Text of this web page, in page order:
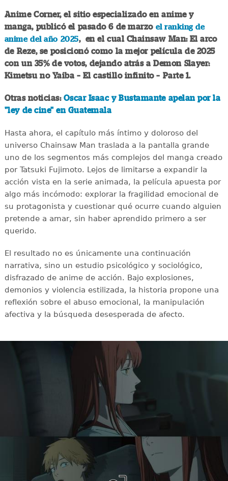
Anime Corner, el sitio especializado en anime y
manga, publicó el pasado 6 de marzo el ranking de
anime del año 2025, en el cual Chainsaw Man: El arco
de Reze, se posicionó como la mejor película de 2025
con un 35% de votos, dejando atrás a Demon Slayer:
Kimetsu no Yaiba – El castillo infinito – Parte 1.
Otras noticias: Oscar Isaac y Bustamante apelan por la
"ley de cine" en Guatemala
Hasta ahora, el capítulo más íntimo y doloroso del
universo Chainsaw Man traslada a la pantalla grande
uno de los segmentos más complejos del manga creado
por Tatsuki Fujimoto. Lejos de limitarse a expandir la
acción vista en la serie animada, la película apuesta por
algo más incómodo: explorar la fragilidad emocional de
su protagonista y cuestionar qué ocurre cuando alguien
pretende a amar, sin haber aprendido primero a ser
querido.
El resultado no es únicamente una continuación
narrativa, sino un estudio psicológico y sociológico,
disfrazado de anime de acción. Bajo explosiones,
demonios y violencia estilizada, la historia propone una
reflexión sobre el abuso emocional, la manipulación
afectiva y la búsqueda desesperada de afecto.